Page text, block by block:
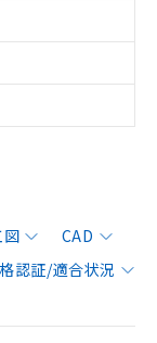
図
CAD
認証/適合状況